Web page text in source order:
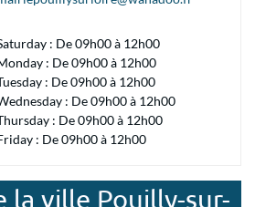
: De 09h00 à 12h00
: De 09h00 à 12h00
: De 09h00 à 12h00
: De 09h00 à 12h00
: De 09h00 à 12h00
: De 09h00 à 12h00
la ville Pouilly-sur-